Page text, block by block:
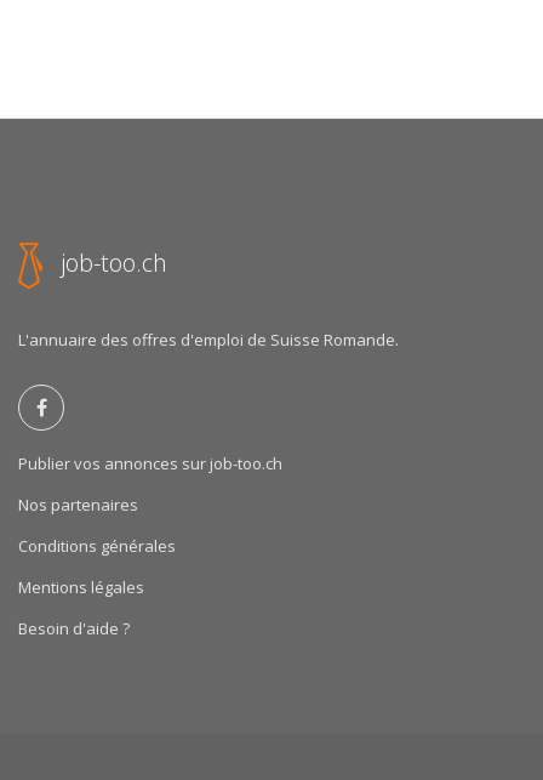
job-too.ch
L'annuaire des offres d'emploi de Suisse Romande.
Publier vos annonces sur job-too.ch
Nos partenaires
Conditions générales
Mentions légales
Besoin d'aide ?